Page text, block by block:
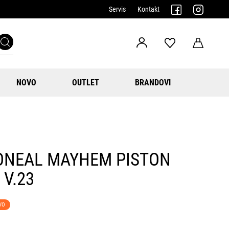
Servis Kontakt
NOVO OUTLET BRANDOVI
MAYHEM PISTON